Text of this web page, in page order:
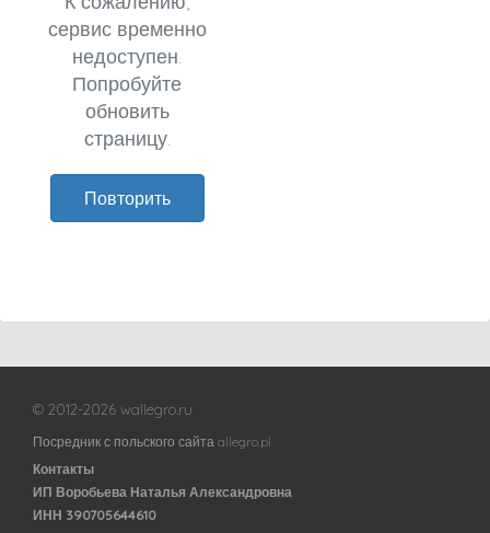
сервис временно
недоступен.
Попробуйте
обновить
страницу.
Повторить
© 2012-2026 wallegro.ru
Посредник с польского сайта allegro.pl
Контакты
ИП Воробьева Наталья Александровна
ИНН 390705644610